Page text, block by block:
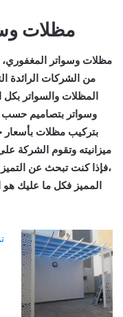
مظلات
مظلات وسواتر
من الشركات الرائدة
المظلات والسواتر
وسواتر بتصاميم حسب
بتركيب مظلات
ميزانيته وتقوم الشركة
،فإذا كنت تبحث عن التميز
المميز فكل ما عليك